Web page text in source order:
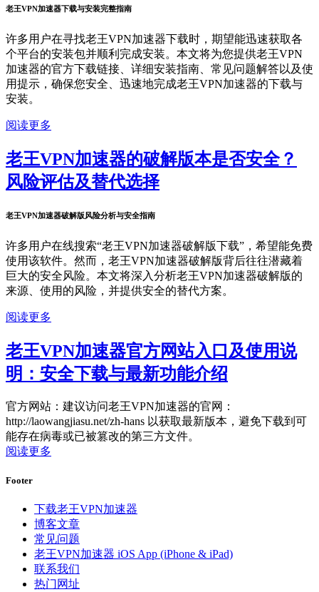
老王VPN加速器下载与安装完整指南
许多用户在寻找老王VPN加速器下载时，期望能迅速获取各
个平台的安装包并顺利完成安装。本文将为您提供老王VPN
加速器的官方下载链接、详细安装指南、常见问题解答以及使
用提示，确保您安全、迅速地完成老王VPN加速器的下载与
安装。
阅读更多
老王VPN加速器的破解版本是否安全？
风险评估及替代选择
老王VPN加速器破解版风险分析与安全指南
许多用户在线搜索“老王VPN加速器破解版下载”，希望能免费
使用该软件。然而，老王VPN加速器破解版背后往往潜藏着
巨大的安全风险。本文将深入分析老王VPN加速器破解版的
来源、使用的风险，并提供安全的替代方案。
阅读更多
老王VPN加速器官方网站入口及使用说
明：安全下载与最新功能介绍
官方网站：建议访问老王VPN加速器的官网：
http://laowangjiasu.net/zh-hans 以获取最新版本，避免下载到可
能存在病毒或已被篡改的第三方文件。
阅读更多
Footer
下载老王VPN加速器
博客文章
常见问题
老王VPN加速器 iOS App (iPhone & iPad)
联系我们
热门网址